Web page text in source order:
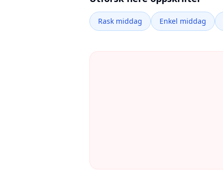
Rask middag Enkel middag